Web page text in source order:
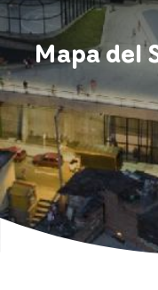
Actualidad
Quiénes somos
Proveedores y
Acerca de nosotros
Transparencia y
Mapa del